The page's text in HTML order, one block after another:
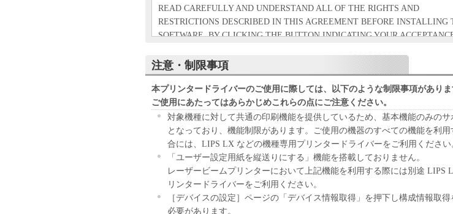
READ CAREFULLY AND UNDERSTAND ALL OF THE RIGHTS AND
RESTRICTIONS DESCRIBED IN THIS AGREEMENT BEFORE INSTALLING
SOFTWARE. BY CLICKING THE BUTTON INDICATING YOUR
BOUND BY THE TERMS AND CONDITIONS OF THIS AGREEMENT. IF YOU
NOT AGREE TO THE FOLLOWING TERMS AND CONDITIONS OF THIS
AGREEMENT, DO NOT USE THE SOFTWARE. NO REFUND WILL BE MADE
BECAUSE THE SOFTWARE WAS PROVIDED TO YOU AT NO CHARGE.
1. GRANT OF LICENSE
Canon grants you a personal, limited and non-exclusive license to use ("use" as used
herein shall include storing, loading, installing, accessing, executing or displaying) the
Software solely for the use with Products only on computers directly or via network
connected to the Products (the "Designated Computer").
You may allow other users of other computers connected to your Designated
use the Software, provided that you must assure that all such users shall abide by the
terms of this Agreement and shall be subject to restrictions and obligations borne by
注意・制限事項
本プリンタードライバーのご使用に際しては、以下のような制限事項がありま
ご使用にあたってはあらかじめこれらの点にご注意ください。
対象機種に対して共通の印刷機能を提供しているため、基本機能のみのサ
となっており、機能制限があります。ご使用の機器のすべての機能を利用
合には、LIPS LX などの機種専用プリンタードライバーをご利用ください
「ユーザー設定用紙を縦送りにする」機能を搭載しておりません。
レーザービームプリンターにおいて上記機能を利用する際には別途 LIPS
リンタードライバーをご利用ください。
［デバイスの設定］ページの「デバイス情報取得」を押下し構成情報取得
必要があります。